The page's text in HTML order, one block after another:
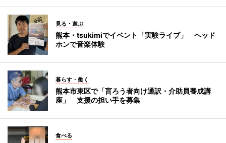
見る・遊ぶ
熊本・tsukimiでイベント「実験ライブ」 ヘッド
ホンで音楽体験
暮らす・働く
熊本市東区で「盲ろう者向け通訳・介助員養成講
座」 支援の担い手を募集
食べる